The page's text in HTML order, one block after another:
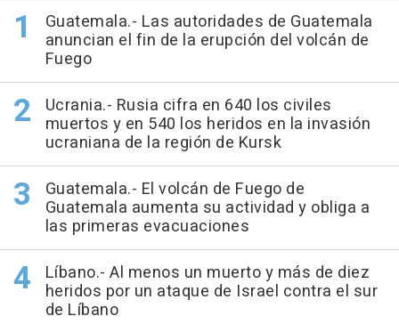
Guatemala.- Las autoridades de Guatemala
anuncian el fin de la erupción del volcán de
Fuego
Ucrania.- Rusia cifra en 640 los civiles
muertos y en 540 los heridos en la invasión
ucraniana de la región de Kursk
Guatemala.- El volcán de Fuego de
Guatemala aumenta su actividad y obliga a
las primeras evacuaciones
Líbano.- Al menos un muerto y más de diez
heridos por un ataque de Israel contra el sur
de Líbano